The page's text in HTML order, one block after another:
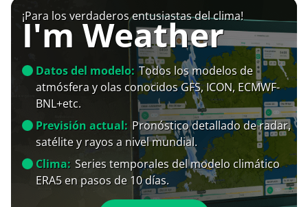
¡Para los verdaderos entusiastas del clima!
I'm Weather
Datos del modelo: Todos los modelos de
atmósfera y olas conocidos GFS, ICON, ECMWF-
BNL+etc.
Previsión actual: Pronóstico detallado de radar,
satélite y rayos a nivel mundial.
Clima: Series temporales del modelo climático
ERA5 en pasos de 10 días.